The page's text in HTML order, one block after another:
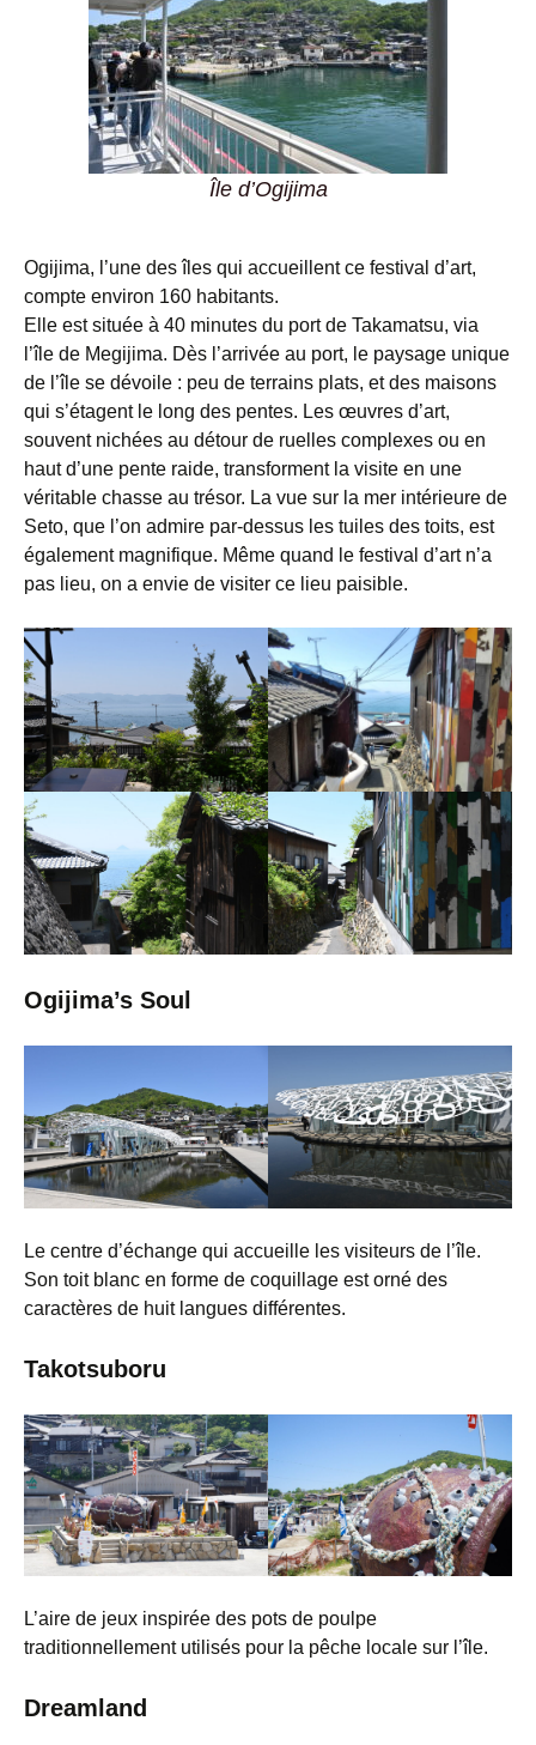
Île d’Ogijima
Ogijima, l’une des îles qui accueillent ce festival d’art,
compte environ 160 habitants.
Elle est située à 40 minutes du port de Takamatsu, via
l’île de Megijima. Dès l’arrivée au port, le paysage unique
de l’île se dévoile : peu de terrains plats, et des maisons
qui s’étagent le long des pentes. Les œuvres d’art,
souvent nichées au détour de ruelles complexes ou en
haut d’une pente raide, transforment la visite en une
véritable chasse au trésor. La vue sur la mer intérieure de
Seto, que l’on admire par-dessus les tuiles des toits, est
également magnifique. Même quand le festival d’art n’a
pas lieu, on a envie de visiter ce lieu paisible.
Ogijima’s Soul
Le centre d’échange qui accueille les visiteurs de l’île.
Son toit blanc en forme de coquillage est orné des
caractères de huit langues différentes.
Takotsuboru
L’aire de jeux inspirée des pots de poulpe
traditionnellement utilisés pour la pêche locale sur l’île.
Dreamland